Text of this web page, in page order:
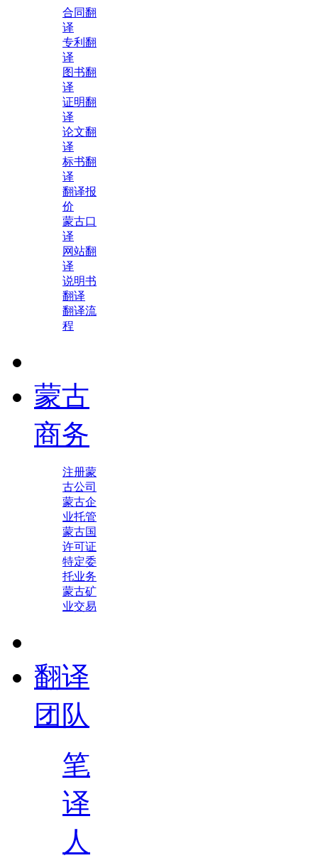
合同翻
译
专利翻
译
图书翻
译
证明翻
译
论文翻
译
标书翻
译
翻译报
价
蒙古口
译
网站翻
译
说明书
翻译
翻译流
程
蒙古
商务
注册蒙
古公司
蒙古企
业托管
蒙古国
许可证
特定委
托业务
蒙古矿
业交易
翻译
团队
笔
译
人